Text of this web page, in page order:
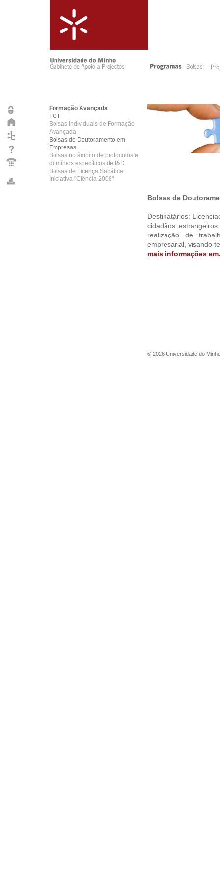
Formação Avançada
FCT
Bolsas Individuais de Formação
Avançada
Bolsas de Doutoramento em
Empresas
Bolsas no âmbito de protocolos e
domínios específicos de I&D
Bolsas de Licença Sabática
Iniciativa "Ciência 2008"
Bolsas de
Destinatários:
cidadãos
realização de
empresarial, visando
mais informações
© 2026 Universidade do Minho